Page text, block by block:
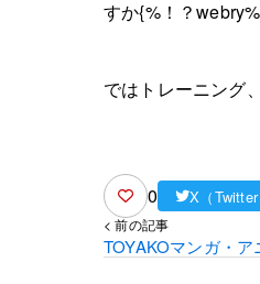
すか{%！？
ではトレーニング
0
X（Twitter
< 前の記事
TOYAKOマンガ・